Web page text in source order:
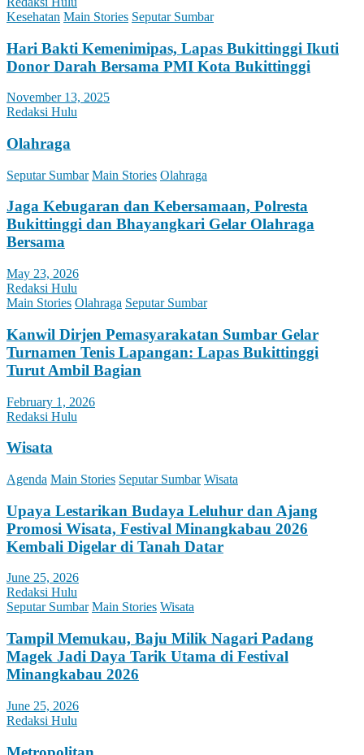
Kesehatan Main Stories Seputar Sumbar
Hari Bakti Kemenimipas, Lapas Bukittinggi Ikuti
Donor Darah Bersama PMI Kota Bukittinggi
November 13, 2025
Redaksi Hulu
Olahraga
Seputar Sumbar Main Stories Olahraga
Jaga Kebugaran dan Kebersamaan, Polresta
Bukittinggi dan Bhayangkari Gelar Olahraga
Bersama
May 23, 2026
Redaksi Hulu
Main Stories Olahraga Seputar Sumbar
Kanwil Dirjen Pemasyarakatan Sumbar Gelar
Turnamen Tenis Lapangan: Lapas Bukittinggi
Turut Ambil Bagian
February 1, 2026
Redaksi Hulu
Wisata
Agenda Main Stories Seputar Sumbar Wisata
Upaya Lestarikan Budaya Leluhur dan Ajang
Promosi Wisata, Festival Minangkabau 2026
Kembali Digelar di Tanah Datar
June 25, 2026
Redaksi Hulu
Seputar Sumbar Main Stories Wisata
Tampil Memukau, Baju Milik Nagari Padang
Magek Jadi Daya Tarik Utama di Festival
Minangkabau 2026
June 25, 2026
Redaksi Hulu